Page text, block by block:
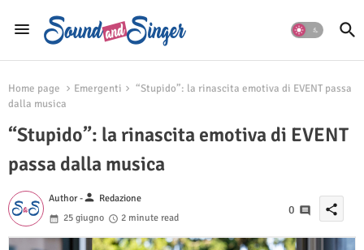
Home page Emergenti
“Stupido”: la rinascita emotiva di EVENT passa
dalla musica
“Stupido”: la rinascita emotiva di EVENT
passa dalla musica
Author -person Redazione
25 giugno
2 minute read
0 share